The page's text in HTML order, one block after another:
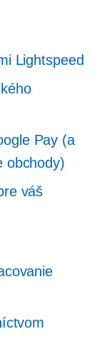
Lightspeed
Pay (a
obchody)
váš